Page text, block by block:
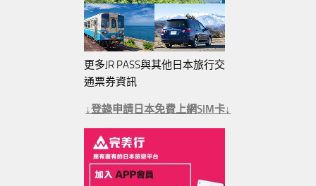
更多JR PASS與其他日本旅行交
通票券資訊
↓登錄申請日本免費上網SIM卡↓